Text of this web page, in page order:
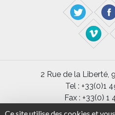
2 Rue de la Liberté,
Tel : +33(0)1
Fax : +33(0) 1